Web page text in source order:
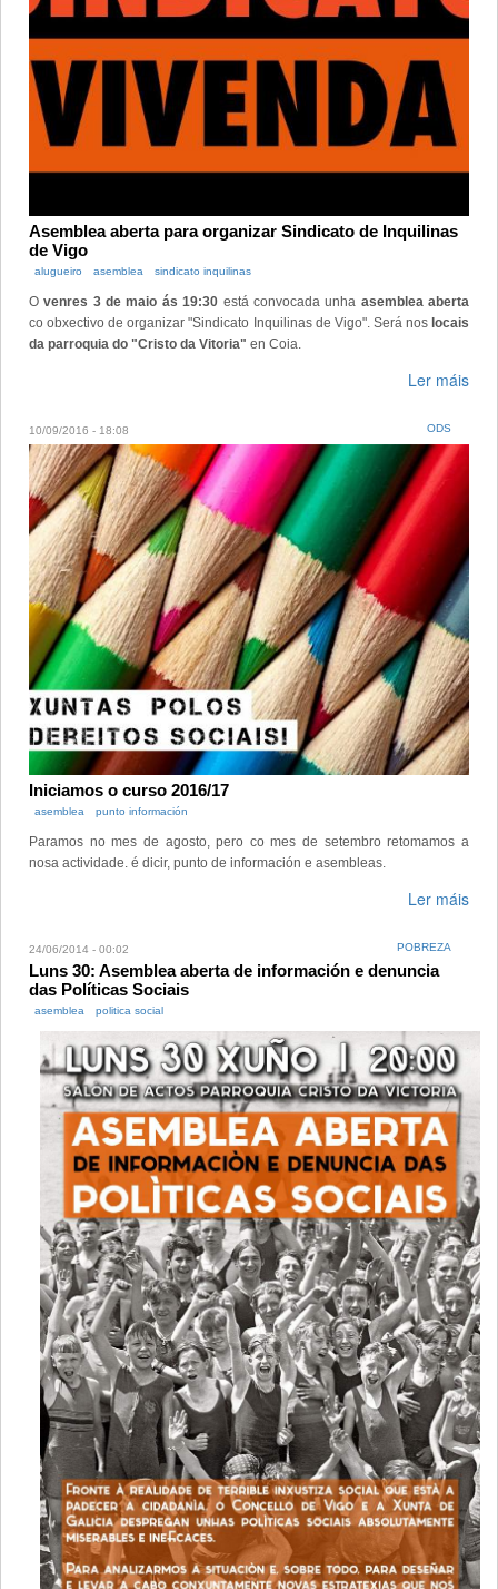
Asemblea aberta para organizar Sindicato de Inquilinas
de Vigo
alugueiro asemblea sindicato inquilinas
Ovenres 3 de maio ás 19:30 está convocada unha asemblea aberta
co obxectivo de organizar "Sindicato Inquilinas de Vigo". Será nos locais
da parroquia do "Cristo da Vitoria" en Coia.
Ler máis
10/09/2016 - 18:08 ODS
Iniciamos o curso 2016/17
asemblea punto información
Paramos no mes de agosto, pero co mes de setembro retomamos a
nosa actividade. é dicir, punto de información e asembleas.
Ler máis
24/06/2014 - 00:02 POBREZA
Luns 30: Asemblea aberta de información e denuncia
das Políticas Sociais
asemblea politica social